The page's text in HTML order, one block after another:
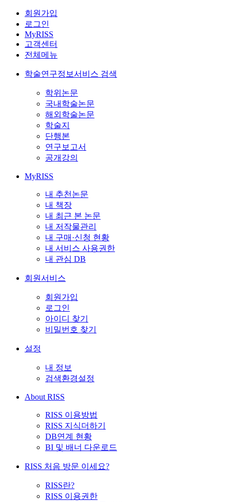
회원가입
로그인
MyRISS
고객센터
전체메뉴
학술연구정보서비스 검색
학위논문
국내학술논문
해외학술논문
학술지
단행본
연구보고서
공개강의
MyRISS
내 추천논문
내 책장
내 최근 본 논문
내 저작물관리
내 구매·신청 현황
내 서비스 사용권한
내 관심 DB
회원서비스
회원가입
로그인
아이디 찾기
비밀번호 찾기
설정
내 정보
검색환경설정
About RISS
RISS 이용방법
RISS 지식더하기
DB연계 현황
BI 및 배너 다운로드
RISS 처음 방문 이세요?
RISS란?
RISS 이용권한